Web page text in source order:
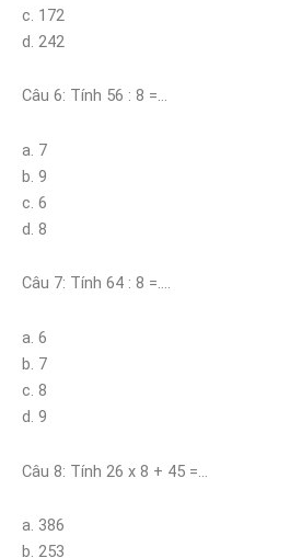
c. 172
d. 242
Câu 6: Tính 56 : 8 =…
a. 7
b. 9
c. 6
d. 8
Câu 7: Tính 64 : 8 =….
a. 6
b. 7
c. 8
d. 9
Câu 8: Tính 26 x 8 + 45 =…
a. 386
b. 253